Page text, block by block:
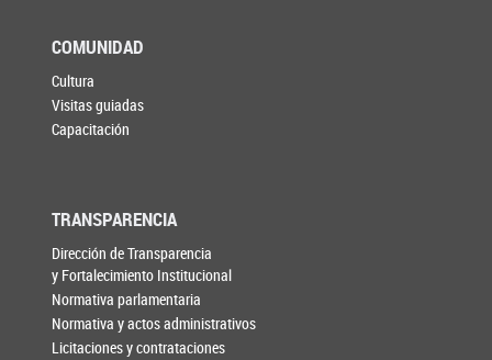
COMUNIDAD
Cultura
Visitas guiadas
Capacitación
TRANSPARENCIA
Dirección de Transparencia
y Fortalecimiento Institucional
Normativa parlamentaria
Normativa y actos administrativos
Licitaciones y contrataciones